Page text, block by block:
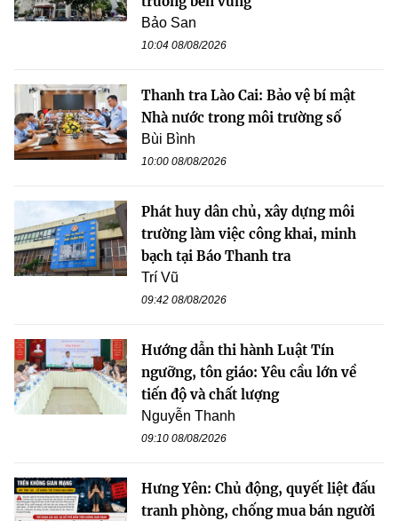
Bảo San
10:04 08/08/2026
Thanh tra Lào Cai: Bảo vệ bí mật
Nhà nước trong môi trường số
Bùi Bình
10:00 08/08/2026
Phát huy dân chủ, xây dựng môi
trường làm việc công khai, minh
bạch tại Báo Thanh tra
Trí Vũ
09:42 08/08/2026
Hướng dẫn thi hành Luật Tín
ngưỡng, tôn giáo: Yêu cầu lớn về
tiến độ và chất lượng
Nguyễn Thanh
09:10 08/08/2026
Hưng Yên: Chủ động, quyết liệt đấu
tranh phòng, chống mua bán người